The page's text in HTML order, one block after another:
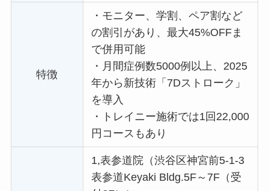
特徴
・ モニター、学割、ペア割など
の割引があり、最大45%OFFま
で併用可能
・ 月間症例数5000例以上、2025
年から新技術「7Dストローク」
を導入
・
トレイニー施術では1回22,000
円コースもあり
1,表参道院（渋谷区神宮前5-1-3
表参道Keyaki Bldg.5F～7F（受